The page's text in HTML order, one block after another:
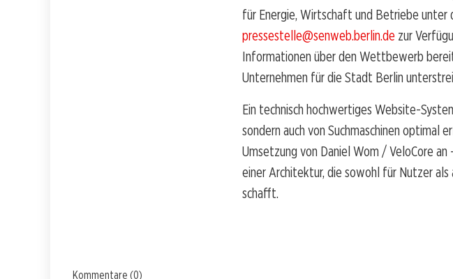
für Energie, Wirtschaft und Betriebe unter
pressestelle@senweb.berlin.de zur
Informationen über den Wettbewerb
Unternehmen für die Stadt Berlin
Ein technisch hochwertiges Website-
sondern auch von Suchmaschinen optimal
Umsetzung von Daniel Wom / VeloCore
einer Architektur, die sowohl für Nutzer als
schafft.
Kommentare (0)